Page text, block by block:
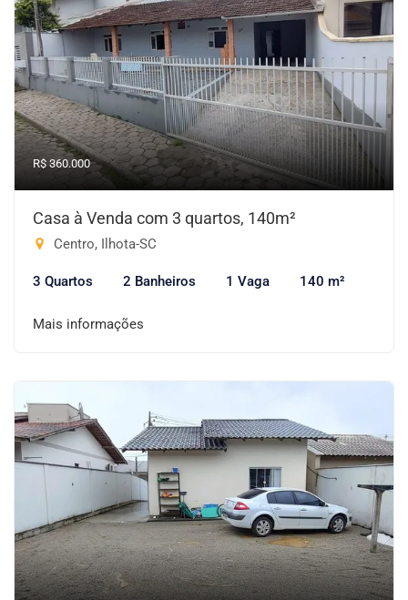
R$ 360.000
Casa à Venda com 3 quartos, 140m²
Centro, Ilhota-SC
3 Quartos 2 Banheiros 1 Vaga 140 m²
Mais informações